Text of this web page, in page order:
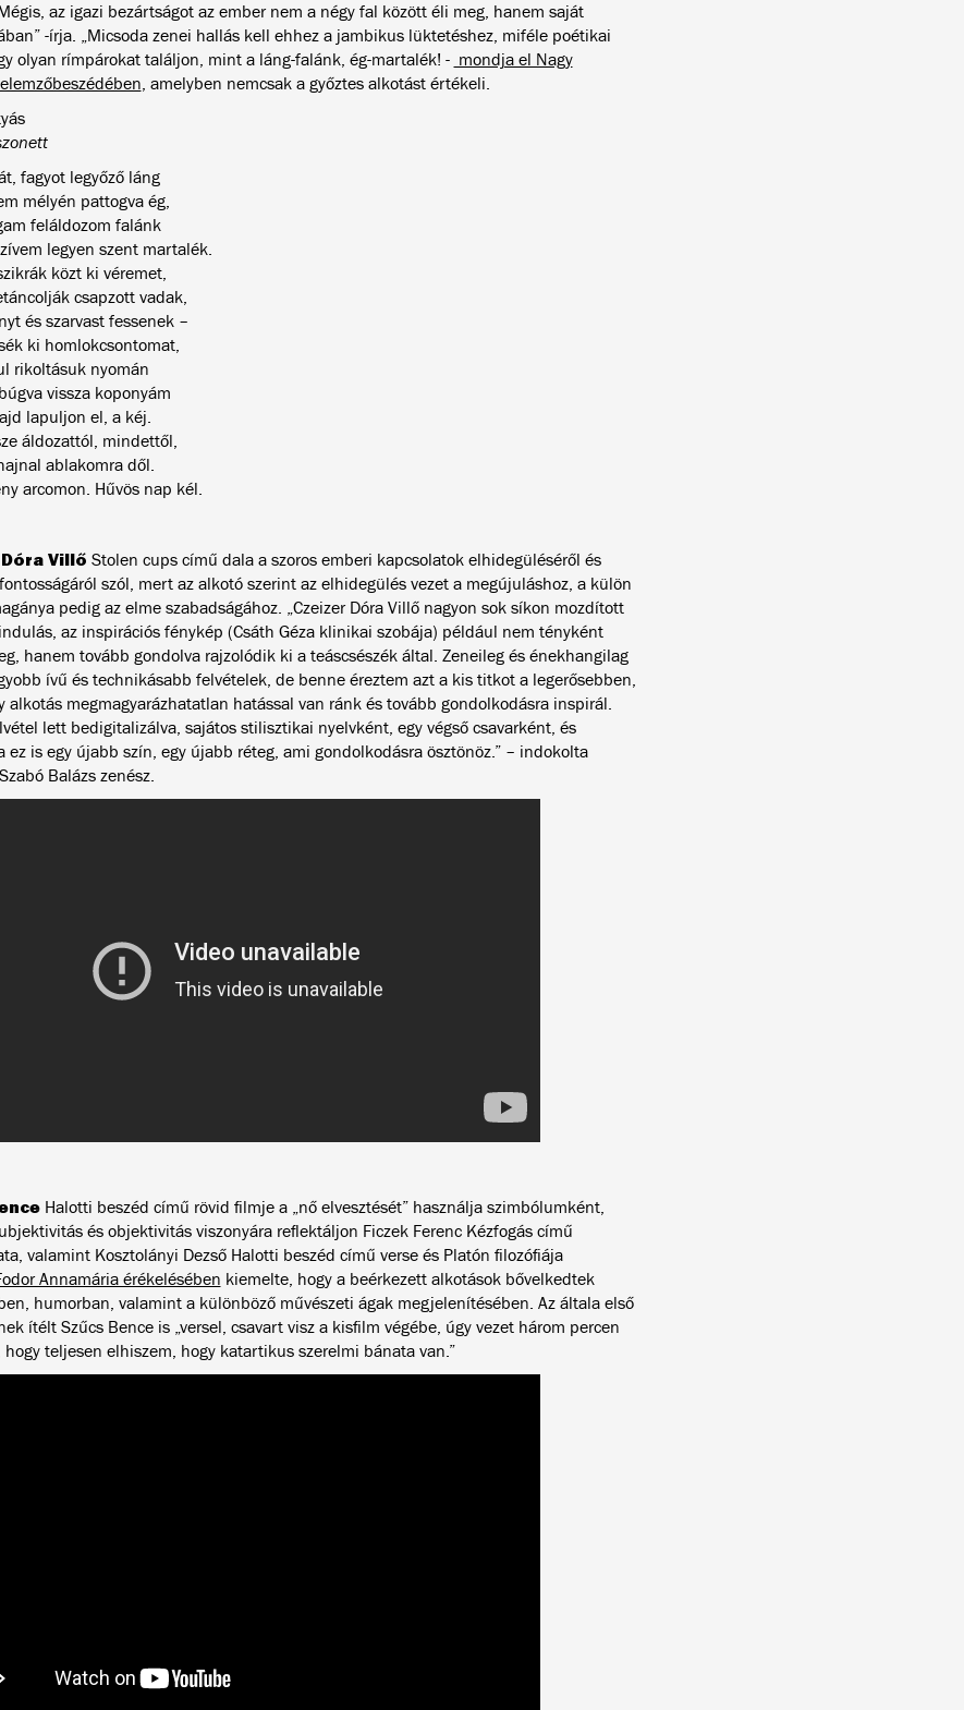
az igazi bezártságot az ember nem a négy fal között éli meg, hanem saját
-írja. „Micsoda zenei hallás kell ehhez a jambikus lüktetéshez, miféle poétikai
olyan rímpárokat találjon, mint a láng-falánk, ég-martalék! - mondja el Nagy
, amelyben nemcsak a győztes alkotást értékeli.
fagyot legyőző láng
mélyén pattogva ég,
feláldozom falánk
legyen szent martalék.
közt ki véremet,
csapzott vadak,
és szarvast fessenek –
ki homlokcsontomat,
rikoltásuk nyomán
vissza koponyám
lapuljon el, a kéj.
áldozattól, mindettől,
ablakomra dől.
arcomon. Hűvös nap kél.
Villő Stolen cups című dala a szoros emberi kapcsolatok elhidegüléséről és
szól, mert az alkotó szerint az elhidegülés vezet a megújuláshoz, a külön
pedig az elme szabadságához. „Czeizer Dóra Villő nagyon sok síkon mozdított
az inspirációs fénykép (Csáth Géza klinikai szobája) például nem tényként
hanem tovább gondolva rajzolódik ki a teáscsészék által. Zeneileg és énekhangilag
ívű és technikásabb felvételek, de benne éreztem azt a kis titkot a legerősebben,
alkotás megmagyarázhatatlan hatással van ránk és tovább gondolkodásra inspirál.
lett bedigitalizálva, sajátos stilisztikai nyelvként, egy végső csavarként, és
ez is egy újabb szín, egy újabb réteg, ami gondolkodásra ösztönöz.” – indokolta
Balázs zenész.
Halotti beszéd című rövid filmje a „nő elvesztését” használja szimbólumként,
és objektivitás viszonyára reflektáljon Ficzek Ferenc Kézfogás című
valamint Kosztolányi Dezső Halotti beszéd című verse és Platón filozófiája
Annamária érékelésében kiemelte, hogy a beérkezett alkotások bővelkedtek
humorban, valamint a különböző művészeti ágak megjelenítésében. Az általa első
ítélt Szűcs Bence is „versel, csavart visz a kisfilm végébe, úgy vezet három percen
hogy teljesen elhiszem, hogy katartikus szerelmi bánata van.”